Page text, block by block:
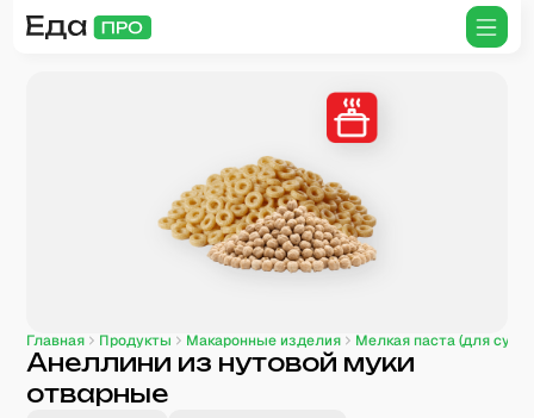
Главная Продукты Макаронные изделия Мелкая паста (для
Анеллини из нутовой муки
отварные